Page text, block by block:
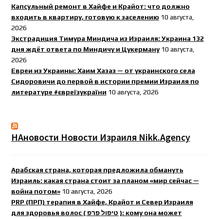
Капсульный ремонт в Хайфе и Крайот: что должно
входить в квартиру, готовую к заселению 10 августа,
2026
Экстрадиция Тимура Миндича из Израиля: Украина 132
дня ждёт ответа по Миндичу и Цукерману 10 августа,
2026
Евреи из Украины: Хаим Хазаз — от украинского села
Сидоровичи до первой в истории премии Израиля по
литературе #євреїзукраїни 10 августа, 2026
НАновости Новости Израиля Nikk.Agency
Арабская страна, которая предложила обмануть
Израиль: какая страна стоит за планом «мир сейчас —
война потом» 10 августа, 2026
PRP (ПРП) терапия в Хайфе, Крайот и Север Израиля
для здоровья волос ( טיפול פרפ ): кому она может